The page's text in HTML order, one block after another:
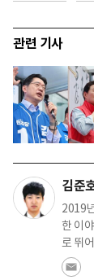
관련 기사
김준
2019
한 이
로 뛰